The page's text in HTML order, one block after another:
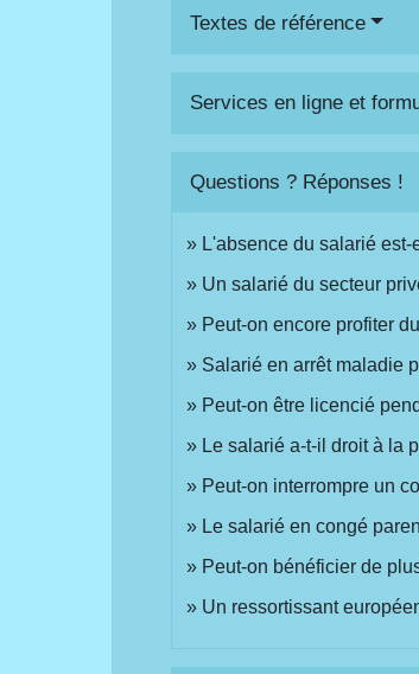
Textes de référence
Services en ligne et
Questions ? Réponses !
L'absence du salarié
Un salarié du secteur
Peut-on encore profiter
Salarié en arrêt maladie
Peut-on être licencié
Le salarié a-t-il droit à la
Peut-on interrompre un
Le salarié en congé
Peut-on bénéficier de
Un ressortissant